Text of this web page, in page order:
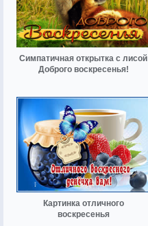
Симпатичная открытка с лисой
Доброго воскресенья!
Картинка отличного
воскресенья